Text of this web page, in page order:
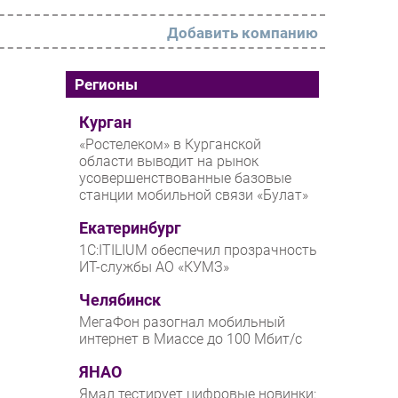
РАЗДЕЛЫ
Новости
Аналитика
Интервью
Проекты
IT класс
Тестовый стенд
Каталог компаний
Добавить компанию
Регионы
Курган
«Ростелеком» в Курганской
области выводит на рынок
усовершенствованные базовые
станции мобильной связи «Булат»
Екатеринбург
1С:ITILIUM обеспечил прозрачность
ИТ-службы АО «КУМЗ»
Челябинск
МегаФон разогнал мобильный
интернет в Миассе до 100 Мбит/с
ЯНАО
Ямал тестирует цифровые новинки: